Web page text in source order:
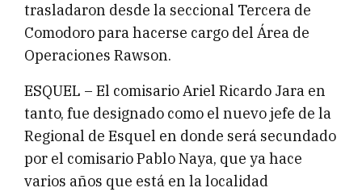
trasladaron desde la seccional Tercera de
Comodoro para hacerse cargo del Área de
Operaciones Rawson.
ESQUEL – El comisario Ariel Ricardo Jara en
tanto, fue designado como el nuevo jefe de la
Regional de Esquel en donde será secundado
por el comisario Pablo Naya, que ya hace
varios años que está en la localidad